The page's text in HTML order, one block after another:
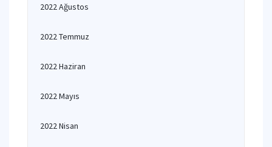
2022 Ağustos
2022 Temmuz
2022 Haziran
2022 Mayıs
2022 Nisan